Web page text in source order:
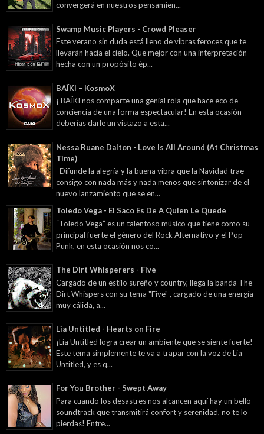
convergerá en nuestros pensamien...
Swamp Music Players - Crowd Pleaser
Este verano sin duda está lleno de vibras feroces que te
llevarán hacia el cielo. Que mejor con una interpretación
hecha con un propósito ép...
BAÏKI – KosmoX
¡ BAÏKI nos comparte una genial rola que hace eco de
conciencia de una forma espectacular! En esta ocasión
deberías darle un vistazo a esta...
Nessa Ruane Dalton - Love Is All Around (At Christmas
Time)
Difunde la alegría y la buena vibra que la Navidad trae
consigo con nada más y nada menos que sintonizar de el
nuevo lanzamiento que se en...
Toledo Vega - El Saco Es De A Quien Le Quede
“Toledo Vega” es un talentoso músico que tiene como su
principal fuerte el género del Rock Alternativo y el Pop
Punk, en esta ocasión nos co...
The Dirt Whisperers - Five
Cargado de un estilo sureño y country, llega la banda The
Dirt Whispers con su tema "Five" , cargado de una energía
muy cálida, a...
Lia Untitled - Hearts on Fire
¡Lia Untitled logra crear un ambiente que se siente fuerte!
Este tema simplemente te va a trapar con la voz de Lia
Untitled, y es q...
For You Brother - Swept Away
Para cuando los desastres nos alcancen aquí hay un bello
soundtrack que transmitirá confort y serenidad, no te lo
pierdas! Entre...